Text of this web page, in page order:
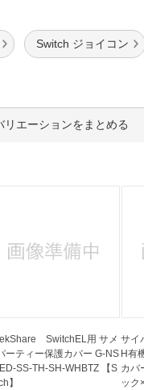
店舗情報・店舗一覧
Switch ジョイコン
リエーションをまとめる
SwitchEL用 サメ
ーティー保護カバー G-NS
SS-TH-SH-WHBTZ 【S
】
サイ
H有
カバ
ック